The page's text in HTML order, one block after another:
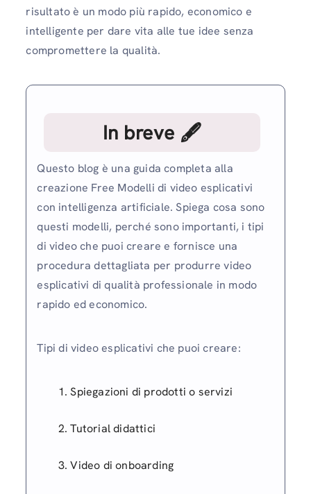
risultato è un modo più rapido, economico e
intelligente per dare vita alle tue idee senza
compromettere la qualità.
In breve 🖋
Questo blog è una guida completa alla
creazione Free Modelli di video esplicativi
con intelligenza artificiale. Spiega cosa sono
questi modelli, perché sono importanti, i tipi
di video che puoi creare e fornisce una
procedura dettagliata per produrre video
esplicativi di qualità professionale in modo
rapido ed economico.
Tipi di video esplicativi che puoi creare:
Spiegazioni di prodotti o servizi
Tutorial didattici
Video di onboarding